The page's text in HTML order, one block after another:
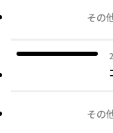
その
その